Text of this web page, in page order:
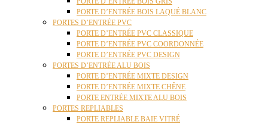
PORTE D’ENTRÉE BOIS LAQUÉ BLANC
PORTES D’ENTRÉE PVC
PORTE D’ENTRÉE PVC CLASSIQUE
PORTE D’ENTRÉE PVC COORDONNÉE
PORTE D’ENTRÉE PVC DESIGN
PORTES D’ENTRÉE ALU BOIS
PORTE D’ENTRÉE MIXTE DESIGN
PORTE D’ENTRÉE MIXTE CHÊNE
PORTE ENTRÉE MIXTE ALU BOIS
PORTES REPLIABLES
PORTE REPLIABLE BAIE VITRÉ